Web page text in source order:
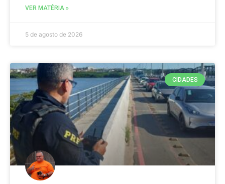
VER MATÉRIA »
5 de agosto de 2026
CIDADES